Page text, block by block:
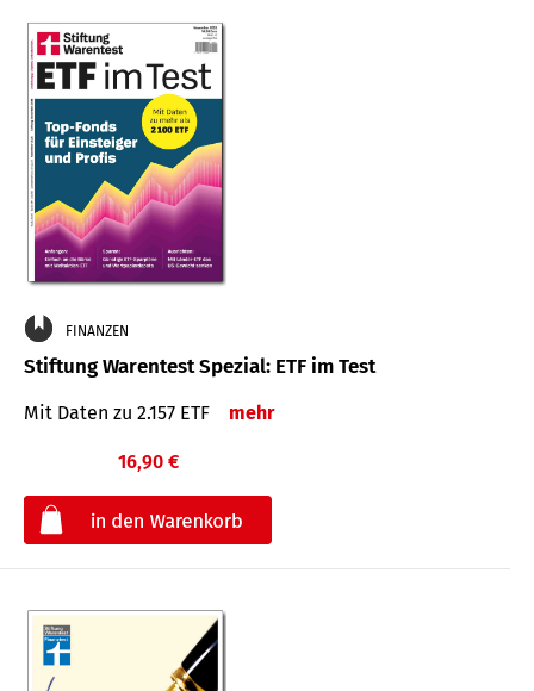
FINANZEN
Stiftung Warentest Spezial: ETF im Test
Mit Daten zu 2.157 ETF mehr
16,90 €